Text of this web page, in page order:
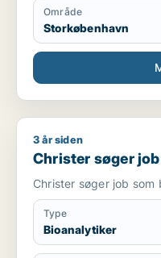
Område
Storkøbenhavn
Christer søger job som
3 år siden
Christer søger
Christer søger job som
Type
Bioanalytiker